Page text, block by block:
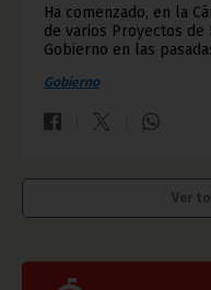
Ha comenzado, en la
de varios Proyectos
Gobierno en las
Gobierno
Ver